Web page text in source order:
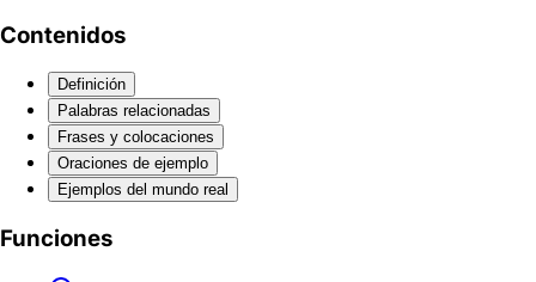
Contenidos
Definición
Palabras relacionadas
Frases y colocaciones
Oraciones de ejemplo
Ejemplos del mundo real
Funciones